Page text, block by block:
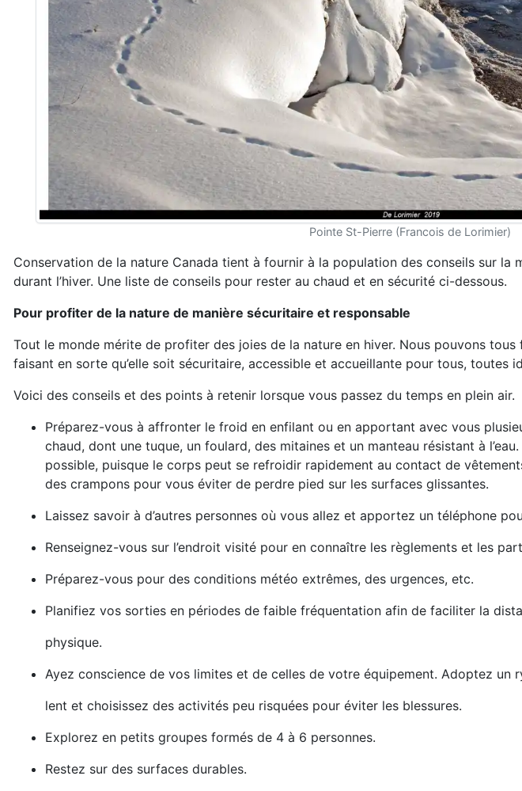
Pointe St-Pierre (Francois de Lorimier)
Conservation de la nature Canada tient à fournir à la population des conseils sur la
durant l’hiver. Une liste de conseils pour rester au chaud et en sécurité ci-dessous.
Pour profiter de la nature de manière sécuritaire et responsable
Tout le monde mérite de profiter des joies de la nature en hiver. Nous pouvons
faisant en sorte qu’elle soit sécuritaire, accessible et accueillante pour tous, toutes
Voici des conseils et des points à retenir lorsque vous passez du temps en plein air.
Préparez-vous à affronter le froid en enfilant ou en apportant avec vous
chaud, dont une tuque, un foulard, des mitaines et un manteau résistant à
possible, puisque le corps peut se refroidir rapidement au contact de
des crampons pour vous éviter de perdre pied sur les surfaces glissantes.
Laissez savoir à d’autres personnes où vous allez et apportez un téléphone
Renseignez-vous sur l’endroit visité pour en connaître les règlements et les
Préparez-vous pour des conditions météo extrêmes, des urgences, etc.
Planifiez vos sorties en périodes de faible fréquentation afin de faciliter la
physique.
Ayez conscience de vos limites et de celles de votre équipement. Adoptez un
lent et choisissez des activités peu risquées pour éviter les blessures.
Explorez en petits groupes formés de 4 à 6 personnes.
Restez sur des surfaces durables.